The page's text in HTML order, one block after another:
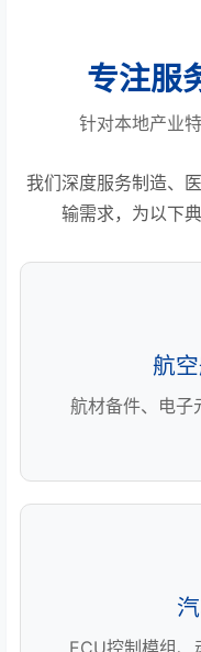
专注服
针对本地产业
我们深度服务制造、
输需求，为以下
航空
航材备件、电子